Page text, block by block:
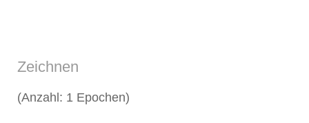
Zeichnen
(Anzahl: 1 Epochen)